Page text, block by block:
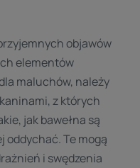
objawów
elementów
maluchów, należy
z których
jak bawełna są
oddychać. Te mogą
i swędzenia